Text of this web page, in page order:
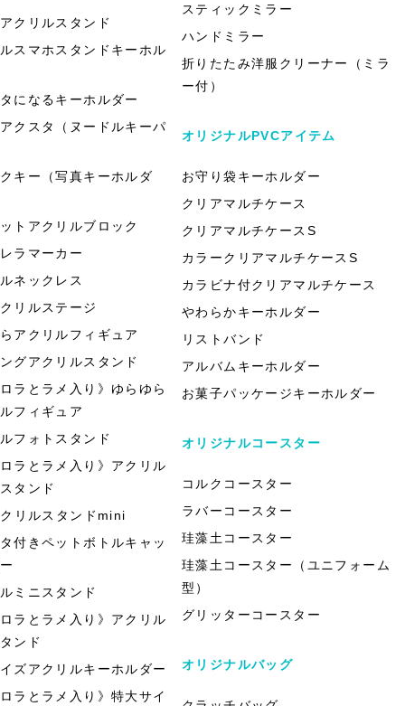
クリルスタンド
スマホスタンドキーホル
になるキーホルダー
クスタ（ヌードルキーパ
キー（写真キーホルダ
トアクリルブロック
ラマーカー
ネックレス
リルステージ
アクリルフィギュア
グアクリルスタンド
ロラとラメ入り》ゆらゆら
フィギュア
フォトスタンド
ロラとラメ入り》アクリル
タンド
リルスタンドmini
付きペットボトルキャッ
ミニスタンド
ロラとラメ入り》アクリル
ンド
ズアクリルキーホルダー
ロラとラメ入り》特大サイ
スティックミラー
ハンドミラー
折りたたみ洋服クリーナー（ミラ
ー付）
オリジナルPVCアイテム
お守り袋キーホルダー
クリアマルチケース
クリアマルチケースS
カラークリアマルチケースS
カラビナ付クリアマルチケース
やわらかキーホルダー
リストバンド
アルバムキーホルダー
お菓子パッケージキーホルダー
オリジナルコースター
コルクコースター
ラバーコースター
珪藻土コースター
珪藻土コースター（ユニフォーム
型）
グリッターコースター
オリジナルバッグ